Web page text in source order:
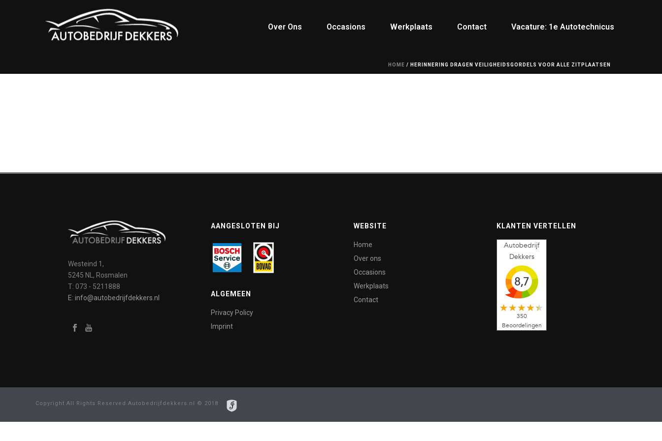
Over Ons Occasions Werkplaats Contact Vacature: 1e Autotechnicus
HOME / HERINNERING DRAGEN VEILIGHEIDSGORDELS VOOR ALLE ZITPLAATSEN
Westeind 1,
5245 NL, Rosmalen
T: 073 - 5211888
E: info@autobedrijfdekkers.nl
AANGESLOTEN BIJ
ALGEMEEN
Privacy Policy
Imprint
WEBSITE
Home
Over ons
Occasions
Werkplaats
Contact
KLANTEN VERTELLEN
Autobedrijf
Dekkers
8,7
350
Beoordelingen
Copyright All Rights Reserved Autobedrijfdekkers.nl © 2018